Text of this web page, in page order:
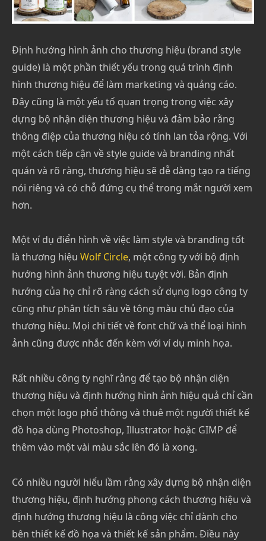
Định hướng hình ảnh cho thương hiệu (brand style
guide) là một phần thiết yếu trong quá trình định
hình thương hiệu để làm marketing và quảng cáo.
Đây cũng là một yếu tố quan trọng trong việc xây
dựng bộ nhận diện thương hiệu và đảm bảo rằng
thông điệp của thương hiệu có tính lan tỏa rộng. Với
một cách tiếp cận về style guide và branding nhất
quán và rõ ràng, thương hiệu sẽ dễ dàng tạo ra tiếng
nói riêng và có chỗ đứng cụ thể trong mắt người xem
hơn.
Một ví dụ điển hình về việc làm style và branding tốt
là thương hiệu Wolf Circle, một công ty với bộ định
hướng hình ảnh thương hiệu tuyệt vời. Bản định
hướng của họ chỉ rõ ràng cách sử dụng logo công ty
cũng như phân tích sâu về tông màu chủ đạo của
thương hiệu. Mọi chi tiết về font chữ và thể loại hình
ảnh cũng được nhắc đến kèm với ví dụ minh họa.
Rất nhiều công ty nghĩ rằng để tạo bộ nhận diện
thương hiệu và định hướng hình ảnh hiệu quả chỉ cần
chọn một logo phổ thông và thuê một người thiết kế
đồ họa dùng Photoshop, Illustrator hoặc GIMP để
thêm vào một vài màu sắc lên đó là xong.
Có nhiều người hiểu lầm rằng xây dựng bộ nhận diện
thương hiệu, định hướng phong cách thương hiệu và
định hướng thương hiệu là công việc chỉ dành cho
bên thiết kế đồ họa và thiết kế sản phẩm. Điều này